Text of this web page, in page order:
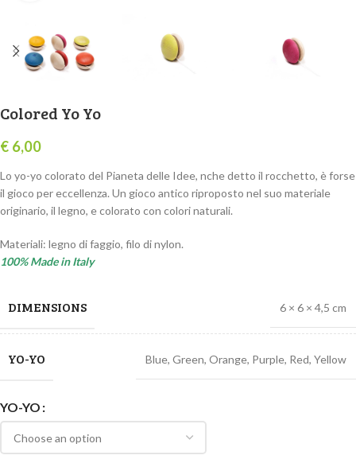
Colored Yo Yo
€ 6,00
Lo yo-yo colorato del Pianeta delle Idee, nche detto il rocchetto, è forse
il gioco per eccellenza. Un gioco antico riproposto nel suo materiale
originario, il legno, e colorato con colori naturali.
Materiali: legno di faggio, filo di nylon.
100% Made in Italy
DIMENSIONS 6 × 6 × 4,5 cm
YO-YO Blue, Green, Orange, Purple, Red, Yellow
YO-YO